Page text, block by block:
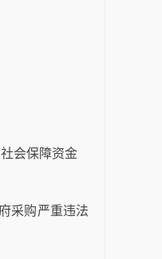
会保障资金
采购严重违法